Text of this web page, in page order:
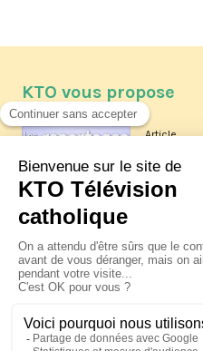
KTO vous propose
Article
Les
La visite
XIV à
jeudi 6
Le pape
Pérou du